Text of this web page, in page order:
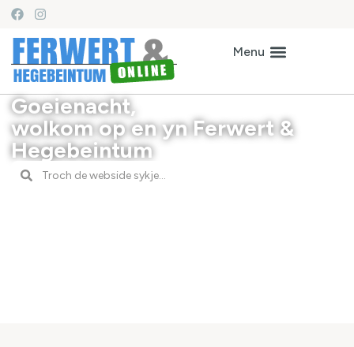
Goeienacht,
wolkom op en yn Ferwert &
Hegebeintum